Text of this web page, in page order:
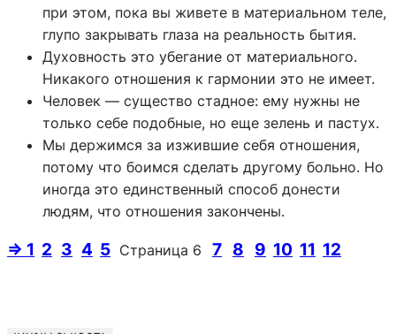
при этом, пока вы живете в материальном теле,
глупо закрывать глаза на реальность бытия.
Духовность это убегание от материального.
Никакого отношения к гармонии это не имеет.
Человек — существо стадное: ему нужны не
только себе подобные, но еще зелень и пастух.
Мы держимся за изжившие себя отношения,
потому что боимся сделать другому больно. Но
иногда это единственный способ донести
людям, что отношения закончены.
⇒ 1 2 3 4 5 Страница 6 7 8 9 10 11 12